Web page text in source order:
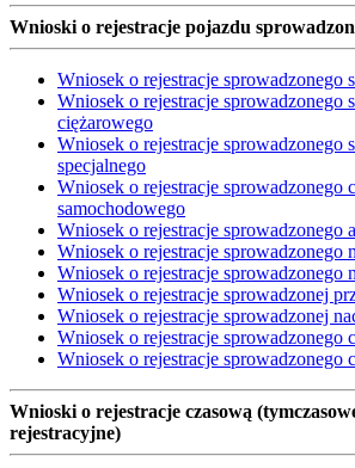
Wnioski o rejestracje pojazdu
Wniosek o rejestracje sprowadzonego
Wniosek o rejestracje sprowadzonego
ciężarowego
Wniosek o rejestracje sprowadzonego
specjalnego
Wniosek o rejestracje sprowadzonego
samochodowego
Wniosek o rejestracje sprowadzonego
Wniosek o rejestracje sprowadzonego
Wniosek o rejestracje sprowadzonego
Wniosek o rejestracje sprowadzonej
Wniosek o rejestracje sprowadzonej
Wniosek o rejestracje sprowadzonego
Wniosek o rejestracje sprowadzonego
Wnioski o rejestracje czasową
rejestracyjne)